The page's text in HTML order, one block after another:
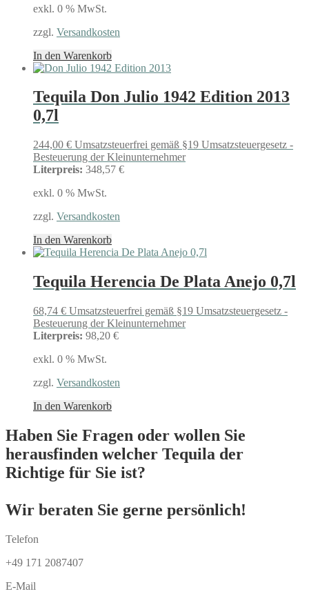
exkl. 0 % MwSt.
zzgl. Versandkosten
In den Warenkorb
Tequila Don Julio 1942 Edition 2013
0,7l
244,00 € Umsatzsteuerfrei gemäß §19 Umsatzsteuergesetz -
Besteuerung der Kleinunternehmer
Literpreis: 348,57 €
exkl. 0 % MwSt.
zzgl. Versandkosten
In den Warenkorb
Tequila Herencia De Plata Anejo 0,7l
68,74 € Umsatzsteuerfrei gemäß §19 Umsatzsteuergesetz -
Besteuerung der Kleinunternehmer
Literpreis: 98,20 €
exkl. 0 % MwSt.
zzgl. Versandkosten
In den Warenkorb
Haben Sie Fragen oder wollen Sie
herausfinden welcher Tequila der
Richtige für Sie ist?
Wir beraten Sie gerne persönlich!
Telefon
+49 171 2087407
E-Mail